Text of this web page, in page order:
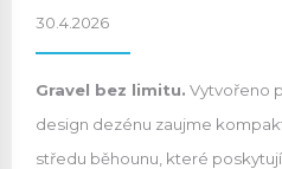
30.4.2026
Gravel bez limitu. Vytvořeno
design dezénu zaujme
středu běhounu, které